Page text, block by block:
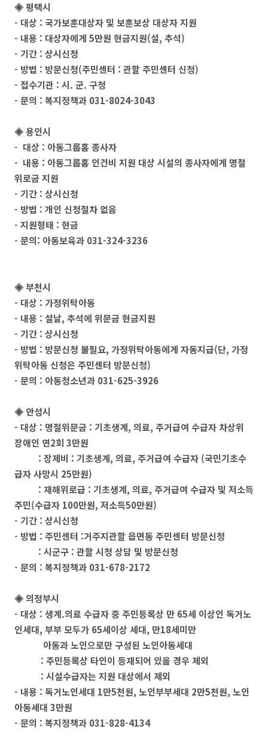
◈ 평택시
- 대상 : 국가보훈대상자 및 보훈보상 대상자 지원
- 내용 : 대상자에게 5만원 현금지원(설, 추석)
- 기간 : 상시신청
- 방법 : 방문신청(주민센터 : 관할 주민센터 신청)
- 접수기관 : 시. 군. 구청
- 문의 : 복지정책과 031-8024-3043
◈ 용인시
- 대상 : 아동그룹홈 종사자
- 내용 : 아동그룹홈 인건비 지원 대상 시설의 종사자에게 명절
위로금 지원
- 기간 : 상시신청
- 방법 : 개인 신청절차 없음
- 지원형태 : 현금
- 문의: 아동보육과 031-324-3236
◈ 부천시
- 대상 : 가정위탁아동
- 내용 : 설날, 추석에 위문금 현금지원
- 기간 : 상시신청
- 방법 : 방문신청 불필요, 가정위탁아동에게 자동지급(단, 가정
위탁아동 신청은 주민센터 방문신청)
- 문의 : 아동청소년과 031-625-3926
◈ 안성시
- 대상 : 명절위문금 : 기초생계, 의료, 주거급여 수급자 차상위
장애인 연2회 3만원
: 장제비 : 기초생계, 의료, 주거급여 수급자 (국민기초수
급자 사망시 25만원)
: 재해위로급 : 기초생계, 의료, 주거급여 수급자 및 저소득
주민(수급자 100만원, 저소득50만원)
- 기간 : 상시신청
- 방법 : 주민센터 :거주지관할 읍면동 주민센터 방문신청
: 시군구 : 관할 시청 상담 및 방문신청
- 문의 : 복지정책과 031-678-2172
◈의정부시
- 대상 : 생계.의료 수급자 중 주민등록상 만 65세 이상인 독거노
인세대, 부부 모두가 65세이상 세대, 만18세미만
아동과 노인으로만 구성된 노인아동세대
: 주민등록상 타인이 등재되어 있을 경우 제외
: 시설수급자는 지원 대상에서 제외
- 내용 : 독거노인세대 1만5천원, 노인부부세대 2만5천원, 노인
아동세대 3만원
- 문의 : 복지정책과 031-828-4134